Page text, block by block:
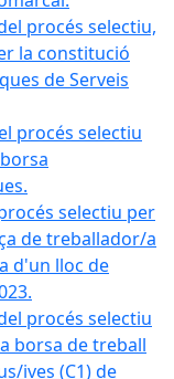
procés selectiu,
la constitució
de Serveis
procés selectiu
selectiu per
de treballador/a
d'un lloc de
procés selectiu
borsa de treball
ives (C1) de